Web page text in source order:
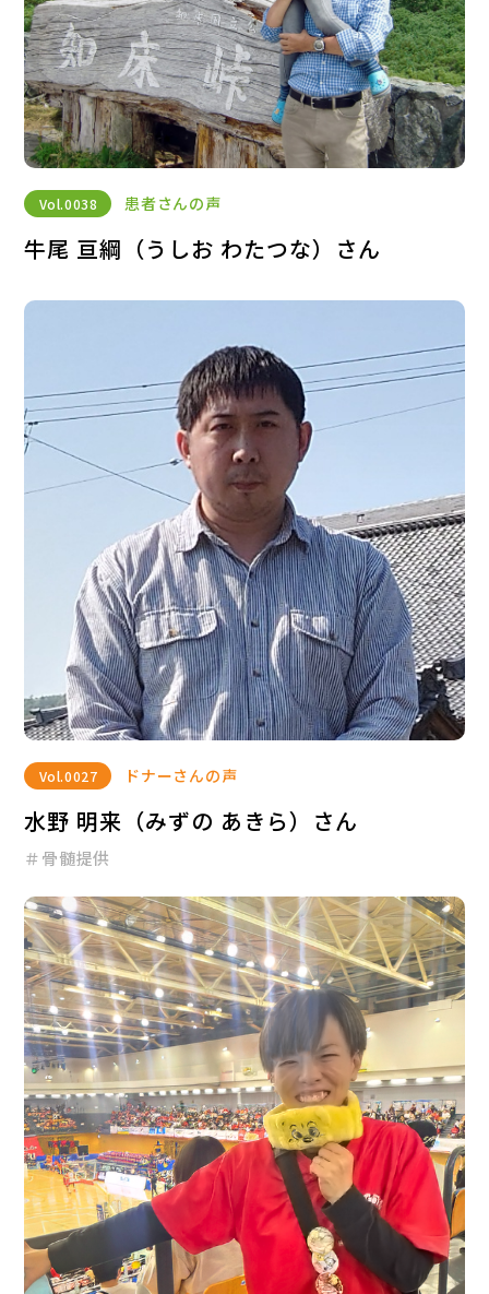
Vol.0038 患者さんの声
牛尾 亘綱（うしお わたつな）さん
Vol.0027 ドナーさんの声
水野 明来（みずの あきら）さん
＃骨髄提供